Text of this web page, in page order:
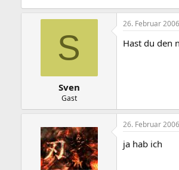
S
Sven
Gast
26. Februar 2006
Hast du den
26. Februar 2006
ja hab ich